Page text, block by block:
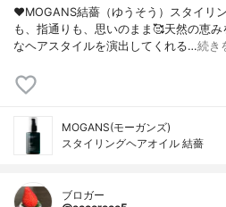
♥MOGANS結薔（ゆうそう）スタイリ
も、指通りも、思いのまま🥰天然の恵
なヘアスタイルを演出してくれる…続き
MOGANS(モーガンズ)
スタイリングヘアオイル 結薔
ブロガー